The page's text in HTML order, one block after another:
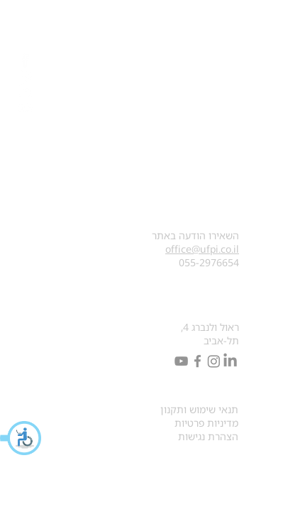
השאירו הודעה באתר
office@ufpi.co.il
​055-2976654
ראול ולנברג 4,
תל-אביב
תנאי שימוש ותקנון
מדיניות פרטיות
הצהרת נגישות